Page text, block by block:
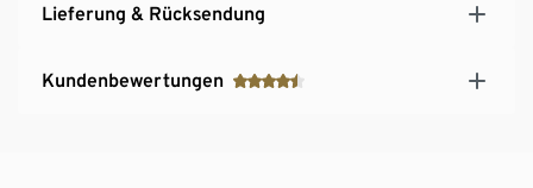
Lieferung & Rücksendung
Kundenbewertungen